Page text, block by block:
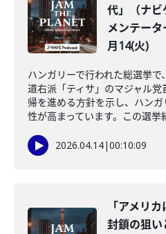
代」（ナビ
メンテー
月14(火)
ハンガリーで行われた総選挙
道右派「ティサ」のマジャル
帰を進める方針を示し、ハン
性が高まっています。この選挙
2026.04.14|00:10:09
「アメリ
封鎖の狙